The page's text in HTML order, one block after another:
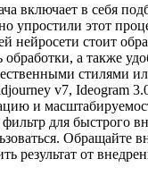
включает в себя
этот
нейросети стоит
а также
стилями
v7, Ideogram
и
для быстрого
Обращайте
результат от